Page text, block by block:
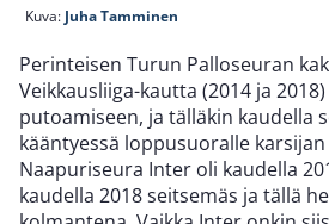
Kuva: Juha Tamminen
Perinteisen Turun Palloseuran
Veikkausliiga-kautta (2014 ja
putoamiseen, ja tälläkin kaudella
kääntyessä loppusuoralle karsijan
Naapuriseura Inter oli kaudella
kaudella 2018 seitsemäs ja tällä